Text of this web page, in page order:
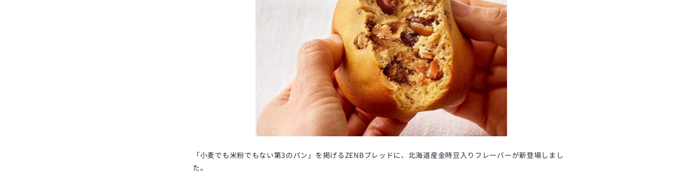
「小麦でも米粉でもない第3のパン」を掲げるZENBブレッドに、北海道産金時豆入りフレーバーが新登場しまし
た。